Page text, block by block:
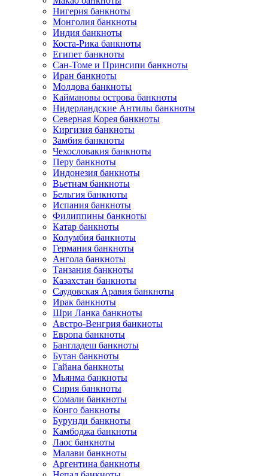
Нигерия банкноты
Монголия банкноты
Индия банкноты
Коста-Рика банкноты
Египет банкноты
Сан-Томе и Принсипи банкноты
Иран банкноты
Молдова банкноты
Каймановы острова банкноты
Нидерландские Антилы банкноты
Северная Корея банкноты
Киргизия банкноты
Замбия банкноты
Чехословакия банкноты
Перу банкноты
Индонезия банкноты
Вьетнам банкноты
Бельгия банкноты
Испания банкноты
Филиппины банкноты
Катар банкноты
Колумбия банкноты
Германия банкноты
Ангола банкноты
Танзания банкноты
Казахстан банкноты
Саудовская Аравия банкноты
Ирак банкноты
Шри Ланка банкноты
Австро-Венгрия банкноты
Европа банкноты
Бангладеш банкноты
Бутан банкноты
Гайана банкноты
Мьянма банкноты
Сирия банкноты
Сомали банкноты
Конго банкноты
Бурунди банкноты
Камбоджа банкноты
Лаос банкноты
Малави банкноты
Аргентина банкноты